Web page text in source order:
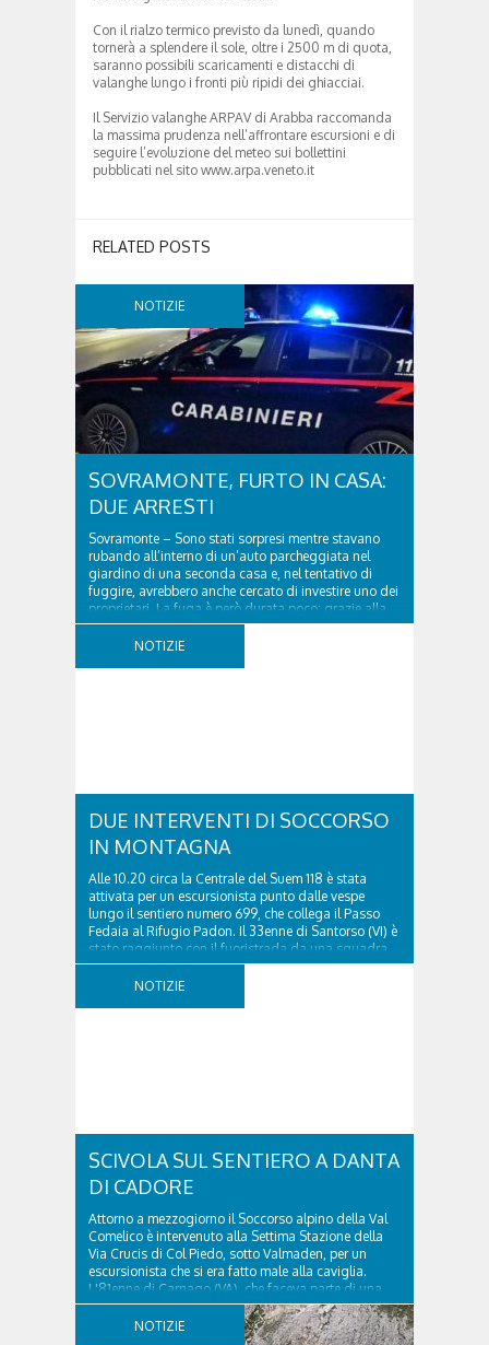
Con il rialzo termico previsto da lunedì, quando
tornerà a splendere il sole, oltre i 2500 m di quota,
saranno possibili scaricamenti e distacchi di
valanghe lungo i fronti più ripidi dei ghiacciai.
Il Servizio valanghe ARPAV di Arabba raccomanda
la massima prudenza nell’affrontare escursioni e di
seguire l’evoluzione del meteo sui bollettini
pubblicati nel sito www.arpa.veneto.it
RELATED POSTS
NOTIZIE
SOVRAMONTE, FURTO IN CASA:
DUE ARRESTI
Sovramonte – Sono stati sorpresi mentre stavano
rubando all’interno di un’auto parcheggiata nel
giardino di una seconda casa e, nel tentativo di
fuggire, avrebbero anche cercato di investire uno dei
proprietari. La fuga è però durata poco: grazie alla
tempestiva chiamata al 112 e all’intervento...
NOTIZIE
DUE INTERVENTI DI SOCCORSO
IN MONTAGNA
Alle 10.20 circa la Centrale del Suem 118 è stata
attivata per un escursionista punto dalle vespe
lungo il sentiero numero 699, che collega il Passo
Fedaia al Rifugio Padon. Il 33enne di Santorso (VI) è
stato raggiunto con il fuoristrada da una squadra
del Soccorso alpino della Val Pettorina...
NOTIZIE
SCIVOLA SUL SENTIERO A DANTA
DI CADORE
Attorno a mezzogiorno il Soccorso alpino della Val
Comelico è intervenuto alla Settima Stazione della
Via Crucis di Col Piedo, sotto Valmaden, per un
escursionista che si era fatto male alla caviglia.
L'81enne di Carnago (VA), che faceva parte di una
comitiva e aveva riportato un trauma...
NOTIZIE